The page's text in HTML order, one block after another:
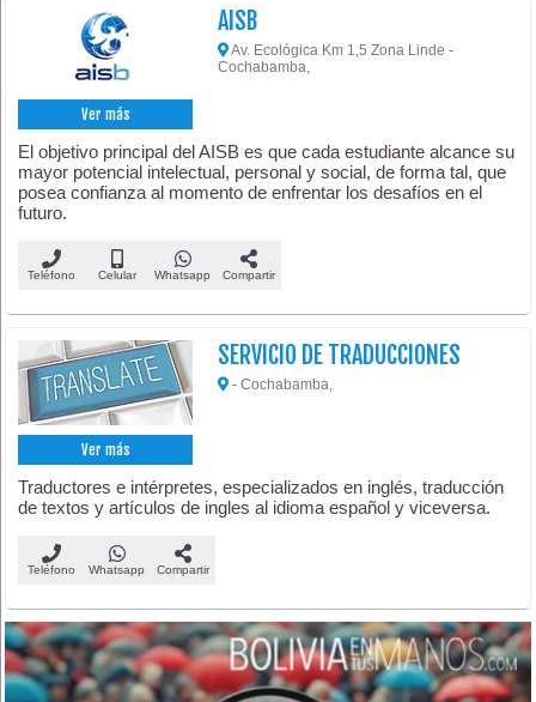
Ver más
AISB
Av. Ecológica Km 1,5 Zona Linde -
Cochabamba,
El objetivo principal del AISB es que cada estudiante alcance su
mayor potencial intelectual, personal y social, de forma tal, que
posea confianza al momento de enfrentar los desafíos en el
futuro.
Teléfono Celular Whatsapp Compartir
Ver más
SERVICIO DE TRADUCCIONES
- Cochabamba,
Traductores e intérpretes, especializados en inglés, traducción
de textos y artículos de ingles al idioma español y viceversa.
Teléfono Whatsapp Compartir